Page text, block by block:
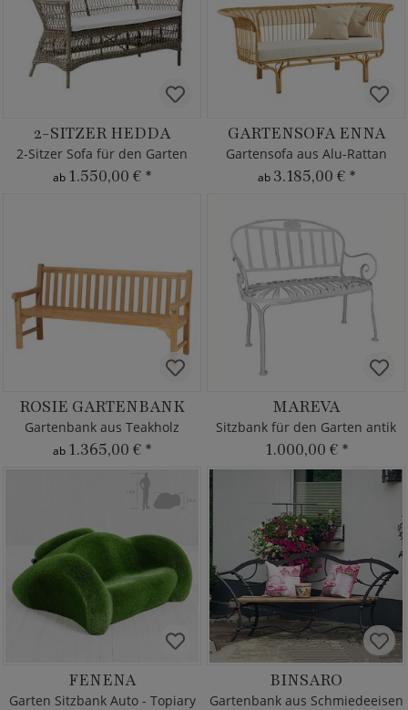
2-SITZER HEDDA
2-Sitzer Sofa für den Garten
ab 1.550,00 € *
GARTENSOFA ENNA
Gartensofa aus Alu-Rattan
ab 3.185,00 € *
ROSIE GARTENBANK
Gartenbank aus Teakholz
ab 1.365,00 € *
MAREVA
Sitzbank für den Garten antik
1.000,00 € *
FENENA
Garten Sitzbank Auto - Topiary
BINSARO
Gartenbank aus Schmiedeeisen